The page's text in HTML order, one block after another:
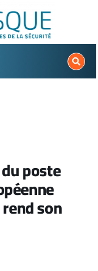
poste
son